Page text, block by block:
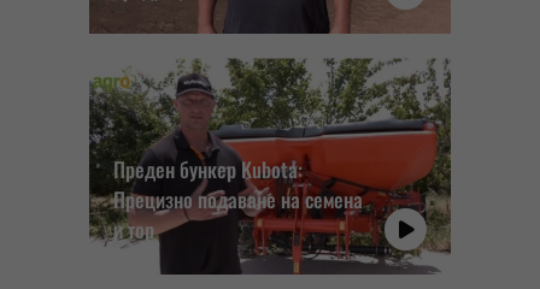
Преден бункер Kubota:
Прецизно подаване на семена
и тор